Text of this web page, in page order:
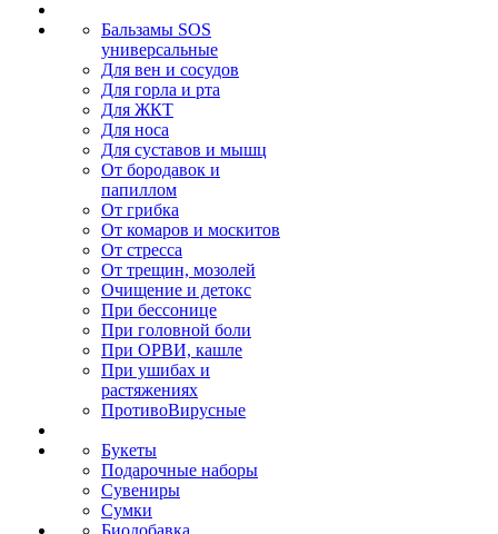
Бальзамы SOS
универсальные
Для вен и сосудов
Для горла и рта
Для ЖКТ
Для носа
Для суставов и мышц
От бородавок и
папиллом
От грибка
От комаров и москитов
От стресса
От трещин, мозолей
Очищение и детокс
При бессонице
При головной боли
При ОРВИ, кашле
При ушибах и
растяжениях
ПротивоВирусные
Букеты
Подарочные наборы
Сувениры
Сумки
Биодобавка